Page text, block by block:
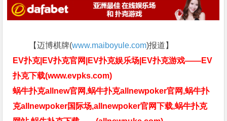
【迈博棋牌(www.maiboyule.com)报道】
EV扑克|EV扑克官网|EV扑克娱乐场|EV扑克游戏——EV
扑克下载(www.evpks.com)
蜗牛扑克allnew官网,蜗牛扑克allnewpoker官网,蜗牛扑
克allnewpoker国际场,allnewpoker官网下载,蜗牛扑克